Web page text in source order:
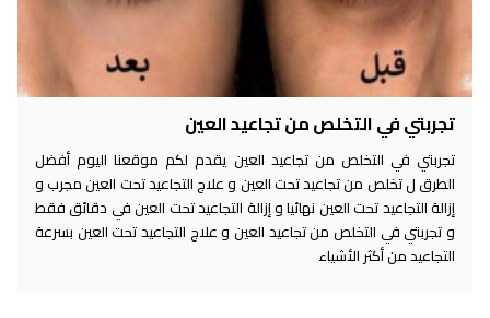
تجربتي في التخلص من تجاعيد العين
تجربتي في التخلص من تجاعيد العين يقدم لكم موقعنا اليوم أفضل
الطرق ل تخلص من تجاعيد تحت العين و علاج التجاعيد تحت العين مجرب و
إزالة التجاعيد تحت العين نهائيا و إزالة التجاعيد تحت العين في دقائق فقط
و تجربتي في التخلص من تجاعيد العين و علاج التجاعيد تحت العين بسرعة
التجاعيد من أكثر الأشياء